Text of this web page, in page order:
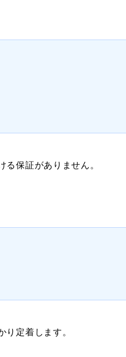
保証がありません。
り定着します。